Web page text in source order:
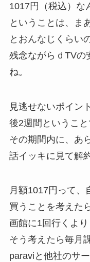
1017円（税込）な
ということは、ま
とおんなじくらい
残念ながらｄTVの
ね。
見逃せないポイン
後2週間ということ
その期間内に、あ
話イッキに見て解
月額1017円って、
買うことを考えた
画館に1回行くより
そう考えたら毎月
paraviと他社のサ